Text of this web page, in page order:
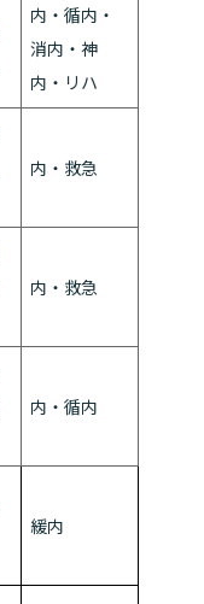
内・循内・
消内・神
内・リハ
内・救急
内・救急
内・循内
緩内